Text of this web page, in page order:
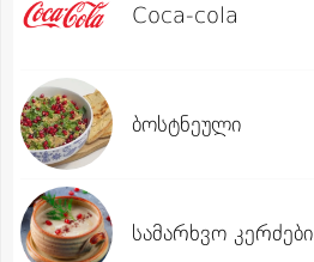
Coca-cola
ბოსტნეული
სამარხვო კერძები